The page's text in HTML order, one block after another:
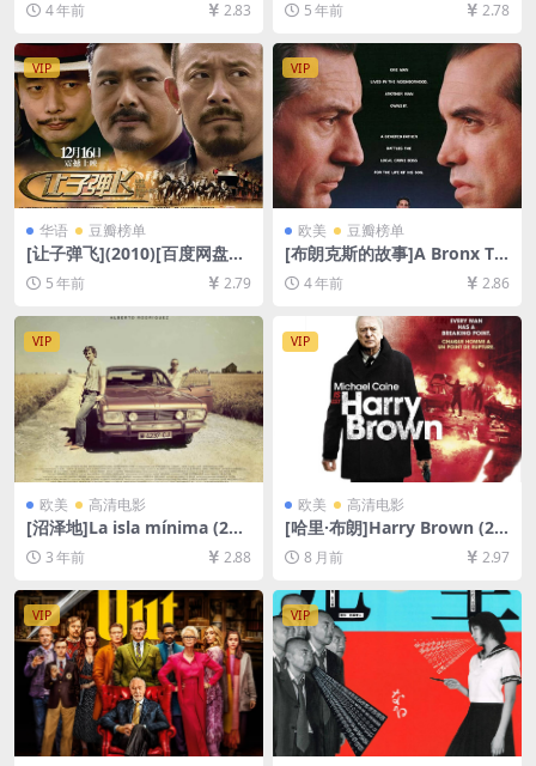
P超清未删减][MP4/8GB][韩
4 年前 2.83
删减][MP4/7.6GB][中英字幕]
5 年前 2.78
VIP
华语 豆瓣榜单
[让子弹飞](2010)[百度网盘
+迅雷云盘资源1080P超清未
删减][MP4/8.5GB][中文字幕]
5 年前 2.79
VIP
欧美 豆瓣榜单
[布朗克斯的故事]A Bronx Tal
e (1993)[百度网盘+迅雷云盘
资源1080P超清未删减][MP4/
7GB][中英字幕]
4 年前 2.86
VIP
欧美 高清电影
[沼泽地]La isla mínima (201
4)[百度网盘+夸克网盘1080P
超清未删减资源][网盘在线播
放/下载][MP4/6.6GB][中文字
幕]
3 年前 2.88
VIP
欧美 高清电影
[哈里·布朗]Harry Brown (20
09)[百度网盘+夸克网盘1080P
超清未删减资源][网盘在线播
放/下载][MP4/7.8GB][中英字
幕]
8 月前 2.97
VIP VIP